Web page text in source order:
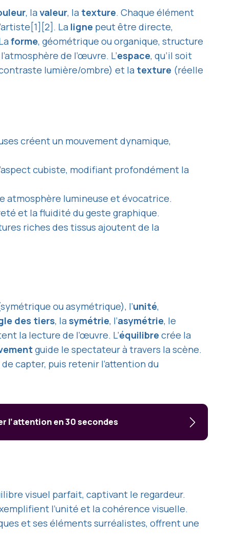
, lavaleur, la texture. Chaque élément
La ligne peut être directe,
forme, géométrique ou organique, structure
de l’œuvre. L’espace, qu’il soit
lumière/ombre) et la texture (réelle
créent un mouvement dynamique,
cubiste, modifiant profondément la
atmosphère lumineuse et évocatrice.
et la fluidité du geste graphique.
riches des tissus ajoutent de la
ou asymétrique), l’unité,
des tiers, la symétrie, l’asymétrie, le
la lecture de l’œuvre. L’équilibre crée la
guide le spectateur à travers la scène.
capter, puis retenir l’attention du
l’attention en 30 secondes
visuel parfait, captivant le regardeur.
l’unité et la cohérence visuelle.
et ses éléments surréalistes, offrent une